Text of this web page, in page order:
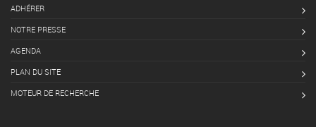
ADHÉRER
NOTRE PRESSE
AGENDA
PLAN DU SITE
MOTEUR DE RECHERCHE